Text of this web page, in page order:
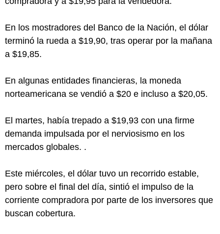
En los mostradores del Banco de la Nación, el dólar
terminó la rueda a $19,90, tras operar por la mañana
a $19,85.
En algunas entidades financieras, la moneda
norteamericana se vendió a $20 e incluso a $20,05.
El martes, había trepado a $19,93 con una firme
demanda impulsada por el nerviosismo en los
mercados globales. .
Este miércoles, el dólar tuvo un recorrido estable,
pero sobre el final del día, sintió el impulso de la
corriente compradora por parte de los inversores que
buscan cobertura.